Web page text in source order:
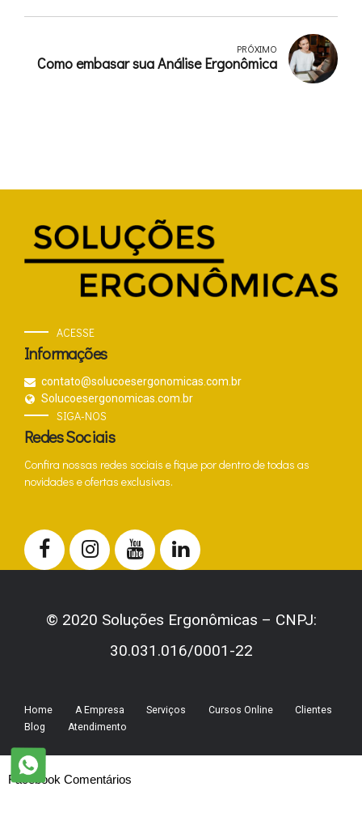
PRÓXIMO
Como embasar sua Análise Ergonômica
ACESSE
Informações
contato@solucoesergonomicas.com.br
Solucoesergonomicas.com.br
SIGA-NOS
Redes Sociais
Confira nossas redes sociais e fique por dentro de todas as
novidades e ofertas exclusivas.
© 2020 Soluções Ergonômicas – CNPJ:
30.031.016/0001-22
Home A Empresa Serviços Cursos Online
Clientes
Blog
Atendimento
Facebook Comentários